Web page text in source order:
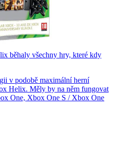
běhaly všechny hry, které kdy
v podobě maximální herní
Helix. Měly by na něm fungovat
One, Xbox One S / Xbox One